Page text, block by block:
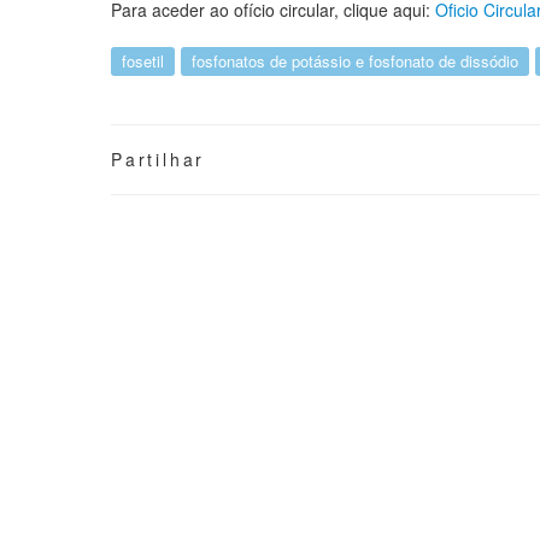
Para aceder ao ofício circular, clique aqui: Oficio
fosetil fosfonatos de potássio e fosfonato de dissódio
Partilhar